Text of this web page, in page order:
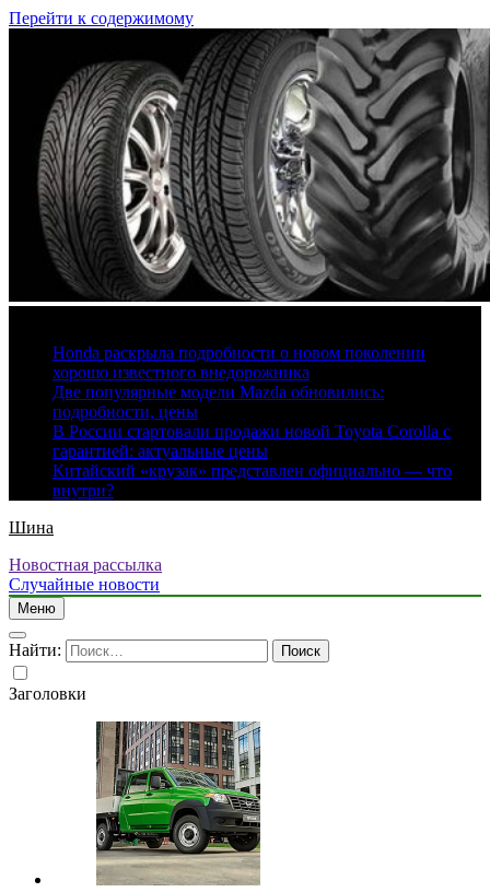
Перейти к содержимому
Honda раскрыла подробности о новом поколении
хорошо известного внедорожника
Две популярные модели Mazda обновились:
подробности, цены
В России стартовали продажи новой Toyota Corolla с
гарантией: актуальные цены
Китайский «крузак» представлен официально — что
внутри?
Шина
Новостная рассылка
Случайные новости
Меню
Найти:
Заголовки